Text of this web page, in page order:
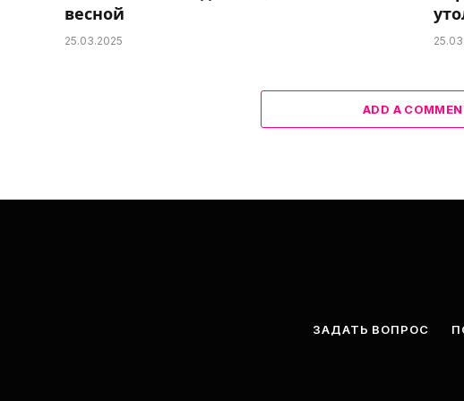
весной
25.03.2025
ADD A
ЗАДАТЬ ВОПРОС